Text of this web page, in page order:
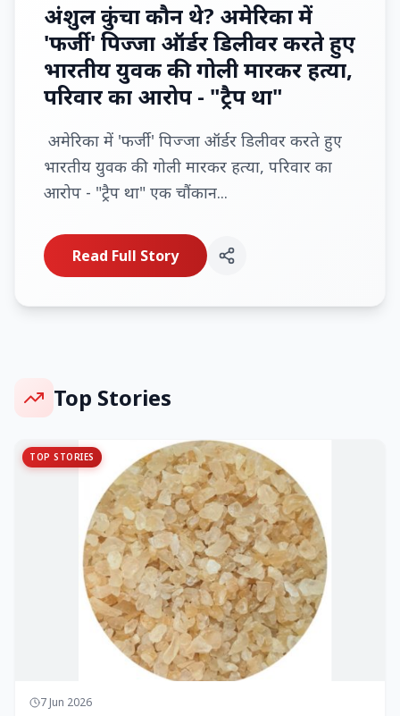
अंशुल कुंचा कौन थे? अमेरिका में
'फर्जी' पिज्जा ऑर्डर डिलीवर करते हुए
भारतीय युवक की गोली मारकर हत्या,
परिवार का आरोप - "ट्रैप था"
अमेरिका में 'फर्जी' पिज्जा ऑर्डर डिलीवर करते हुए
भारतीय युवक की गोली मारकर हत्या, परिवार का
आरोप - "ट्रैप था" एक चौंकान...
Read Full Story
Top Stories
TOP STORIES
7 Jun 2026